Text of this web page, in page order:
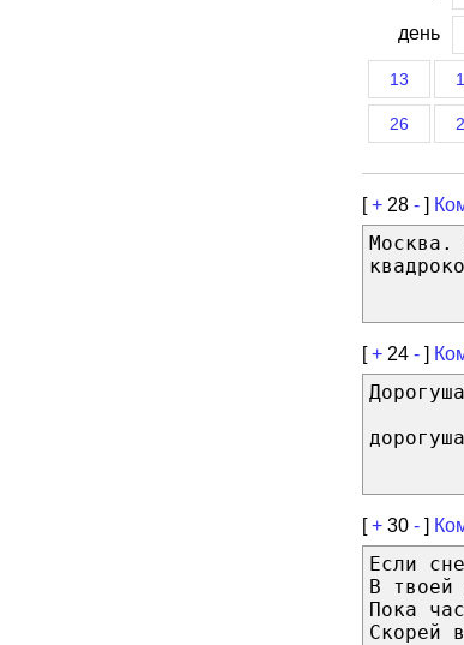
день
13
26
[+ 28 - ]
Москва.
[+ 24 - ]
[+ 30 - ]
Если
В твоей
Пока
Скорей